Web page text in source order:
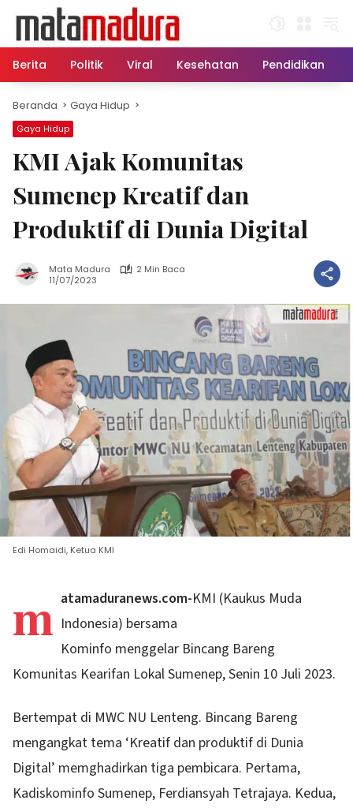
konten
Berita
Politik Viral Kesehatan Pendidikan
Beranda Gaya Hidup
Gaya Hidup
KMI Ajak Komunitas
Sumenep Kreatif dan
Produktif di Dunia Digital
Mata Madura
2 Min Baca
11/07/2023
Edi Homaidi, Ketua KMI
m atamaduranews.com-KMI (Kaukus Muda
Indonesia) bersama
Kominfo menggelar Bincang Bareng
Komunitas Kearifan Lokal Sumenep, Senin 10 Juli 2023.
Bertempat di MWC NU Lenteng. Bincang Bareng
mengangkat tema ‘Kreatif dan produktif di Dunia
Digital’ memghadirkan tiga pembicara. Pertama,
Kadiskominfo Sumenep, Ferdiansyah Tetrajaya. Kedua,